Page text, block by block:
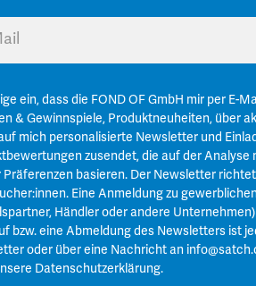
ein, dass die FOND OF GmbH mir per E-
& Gewinnspiele, Produktneuheiten, über
mich personalisierte Newsletter und
zusendet, die auf der Analyse
Präferenzen basieren. Der Newsletter
Eine Anmeldung zu
Händler oder andere
bzw. eine Abmeldung des Newsletters ist
oder über eine Nachricht an
Datenschutzerklärung.